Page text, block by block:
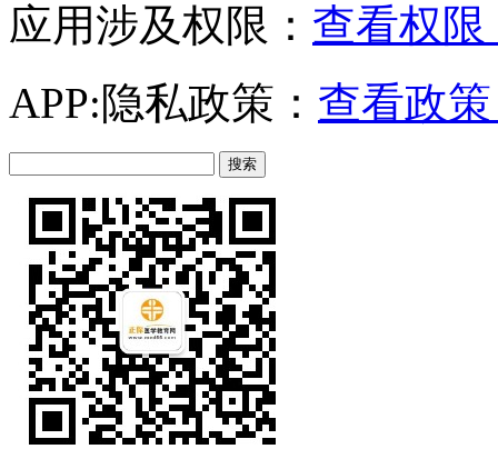
应用涉及权限： 查看权限
APP:隐私政策： 查看政